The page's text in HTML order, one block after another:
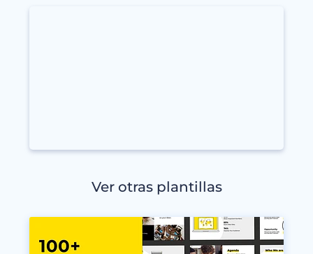
Ver otras plantillas